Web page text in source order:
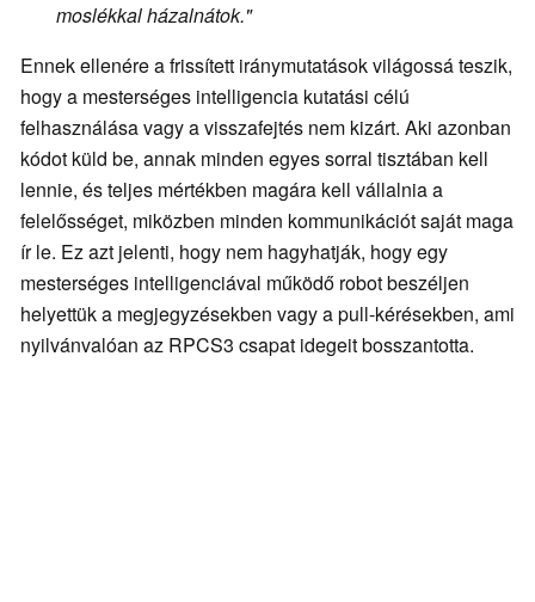
moslékkal házalnátok."
Ennek ellenére a frissített iránymutatások világossá teszik,
hogy a mesterséges intelligencia kutatási célú
felhasználása vagy a visszafejtés nem kizárt. Aki azonban
kódot küld be, annak minden egyes sorral tisztában kell
lennie, és teljes mértékben magára kell vállalnia a
felelősséget, miközben minden kommunikációt saját maga
ír le. Ez azt jelenti, hogy nem hagyhatják, hogy egy
mesterséges intelligenciával működő robot beszéljen
helyettük a megjegyzésekben vagy a pull-kérésekben, ami
nyilvánvalóan az RPCS3 csapat idegeit bosszantotta.